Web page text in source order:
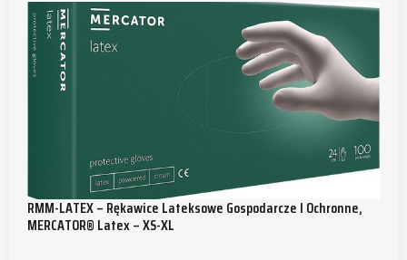
RMM-LATEX – Rękawice Lateksowe Gospodarcze I Ochronne,
MERCATOR® Latex – XS-XL